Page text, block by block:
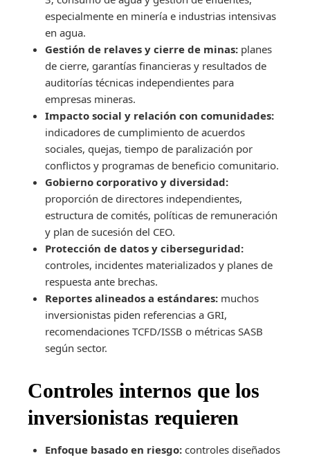
especialmente en minería e industrias intensivas
en agua.
Gestión de relaves y cierre de minas: planes
de cierre, garantías financieras y resultados de
auditorías técnicas independientes para
empresas mineras.
Impacto social y relación con comunidades:
indicadores de cumplimiento de acuerdos
sociales, quejas, tiempo de paralización por
conflictos y programas de beneficio comunitario.
Gobierno corporativo y diversidad:
proporción de directores independientes,
estructura de comités, políticas de remuneración
y plan de sucesión del CEO.
Protección de datos y ciberseguridad:
controles, incidentes materializados y planes de
respuesta ante brechas.
Reportes alineados a estándares: muchos
inversionistas piden referencias a GRI,
recomendaciones TCFD/ISSB o métricas SASB
según sector.
Controles internos que los
inversionistas requieren
Enfoque basado en riesgo: controles diseñados